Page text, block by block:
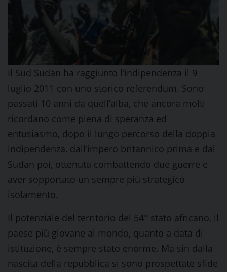
Il Sud Sudan ha raggiunto l’indipendenza il 9
luglio 2011 con uno storico referendum. Sono
passati 10 anni da quell’alba, che ancora molti
ricordano come piena di speranza ed
entusiasmo, dopo il lungo percorso della doppia
indipendenza, dall’impero britannico prima e dal
Sudan poi, ottenuta combattendo due guerre e
aver sopportato un sempre più strategico
isolamento.
Il potenziale del territorio del 54° stato africano, il
paese più giovane al mondo, quanto a data di
istituzione, è sempre stato enorme. Ma sin dalla
nascita della repubblica si sono prospettate sfide